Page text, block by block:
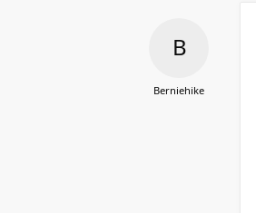
Berniehike